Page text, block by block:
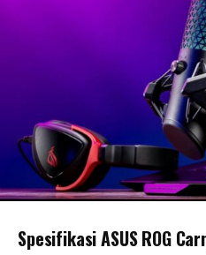
Spesifikasi ASUS ROG